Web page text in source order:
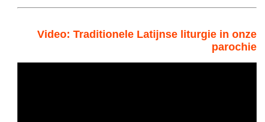
Video: Traditionele Latijnse liturgie in onze
parochie